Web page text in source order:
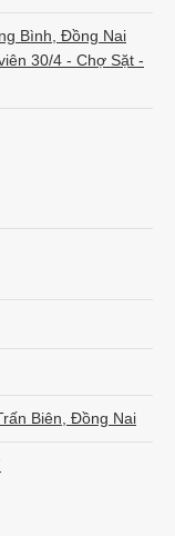
Bình, Đồng Nai
30/4 - Chợ Sặt -
Biên, Đồng Nai